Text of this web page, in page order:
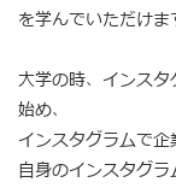
を学んでいただけま
大学の時、インス
始め、
インスタグラムで
自身のインスタグ